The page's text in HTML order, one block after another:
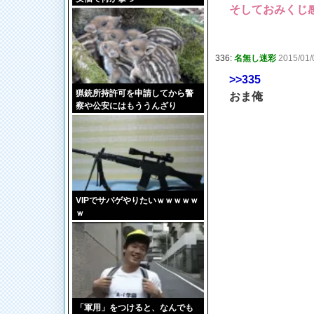
猟銃所持許可を申請してから警
察や公安にはもううんざり
だ！！！(ﾉД`)
VIPでサバゲやりたいｗｗｗｗｗ
ｗ
「軍用」をつけると、なんでも
そしておみくじ
336: 名無し迷彩 2015/01/
>>335
おま俺